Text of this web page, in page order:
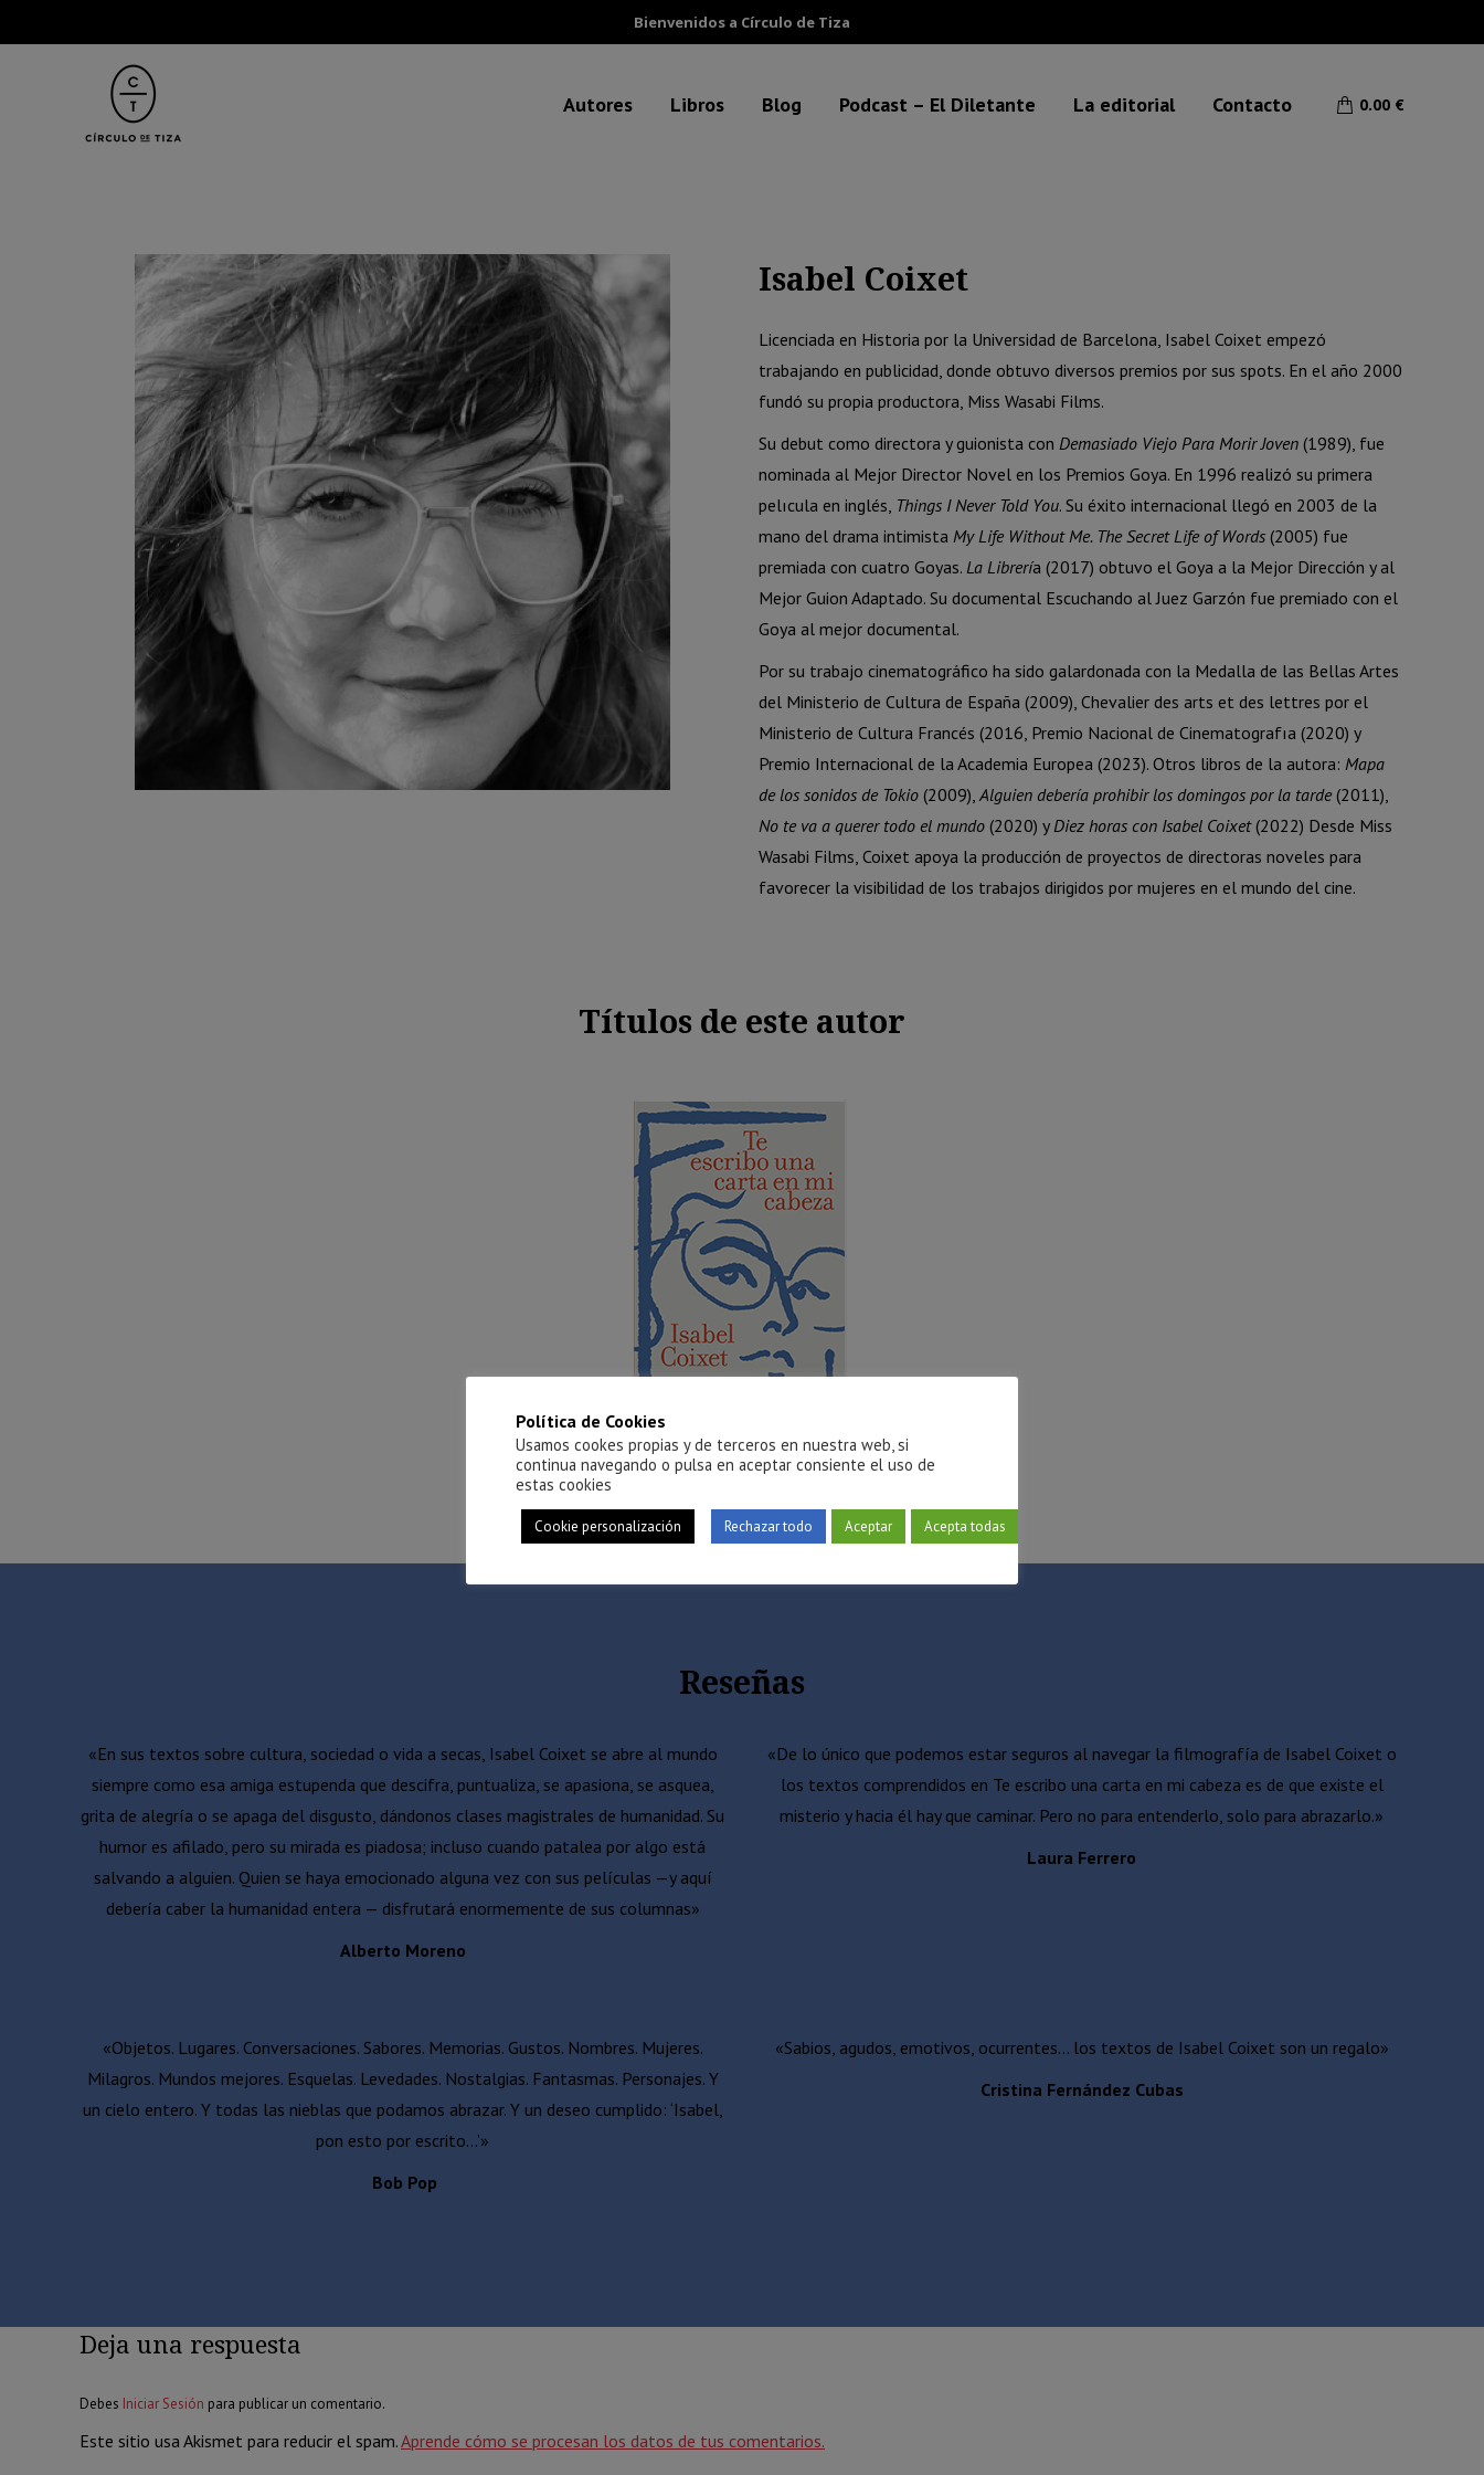
Bienvenidos a Círculo de Tiza
Autores Libros Blog Podcast – El Diletante La editorial Contacto 0.00 €
Isabel Coixet
Licenciada en Historia por la Universidad de Barcelona, Isabel Coixet empezó
trabajando en publicidad, donde obtuvo diversos premios por sus spots. En el año 2000
fundó su propia productora, Miss Wasabi Films.
Su debut como directora y guionista con Demasiado Viejo Para Morir Joven (1989), fue
nominada al Mejor Director Novel en los Premios Goya. En 1996 realizó su primera
pelıcula en inglés, Things I Never Told You. Su éxito internacional llegó en 2003 de la
mano del drama intimista My Life Without Me. The Secret Life of Words (2005) fue
premiada con cuatro Goyas. La Librería (2017) obtuvo el Goya a la Mejor Dirección y al
Mejor Guion Adaptado. Su documental Escuchando al Juez Garzón fue premiado con el
Goya al mejor documental.
Por su trabajo cinematográfico ha sido galardonada con la Medalla de las Bellas Artes
del Ministerio de Cultura de España (2009), Chevalier des arts et des lettres por el
Ministerio de Cultura Francés (2016, Premio Nacional de Cinematografıa (2020) y
Premio Internacional de la Academia Europea (2023). Otros libros de la autora: Mapa
de los sonidos de Tokio (2009),Alguien debería prohibir los domingos por la tarde(2011),
No te va a querer todo el mundo (2020) yDiez horas con Isabel Coixet(2022) Desde Miss
Wasabi Films, Coixet apoya la producción de proyectos de directoras noveles para
favorecer la visibilidad de los trabajos dirigidos por mujeres en el mundo del cine.
Títulos de este autor
Te escribo una carta en mi cabeza
Reseñas
«En sus textos sobre cultura, sociedad o vida a secas, Isabel Coixet se abre al mundo
siempre como esa amiga estupenda que descifra, puntualiza, se apasiona, se asquea,
grita de alegría o se apaga del disgusto, dándonos clases magistrales de humanidad. Su
humor es afilado, pero su mirada es piadosa; incluso cuando patalea por algo está
salvando a alguien. Quien se haya emocionado alguna vez con sus películas —y aquí
debería caber la humanidad entera — disfrutará enormemente de sus columnas»
Alberto Moreno
«De lo único que podemos estar seguros al navegar la filmografía de Isabel Coixet o
los textos comprendidos en Te escribo una carta en mi cabeza es de que existe el
misterio y hacia él hay que caminar. Pero no para entenderlo, solo para abrazarlo.»
Laura Ferrero
«Objetos. Lugares. Conversaciones. Sabores. Memorias. Gustos. Nombres. Mujeres.
Milagros. Mundos mejores. Esquelas. Levedades. Nostalgias. Fantasmas. Personajes. Y
un cielo entero. Y todas las nieblas que podamos abrazar. Y un deseo cumplido: ‘Isabel,
pon esto por escrito…’»
Bob Pop
«Sabios, agudos, emotivos, ocurrentes… los textos de Isabel Coixet son un regalo»
Cristina Fernández Cubas
Deja una respuesta
Debes Iniciar Sesión para publicar un comentario.
Este sitio usa Akismet para reducir el spam.Aprende cómo se procesan los datos de tus comentarios.
Política de Cookies
Usamos cookes propias y de terceros en nuestra web, si
continua navegando o pulsa en aceptar consiente el uso de
estas cookies
Cookie personalización Rechazar todo Aceptar Acepta todas